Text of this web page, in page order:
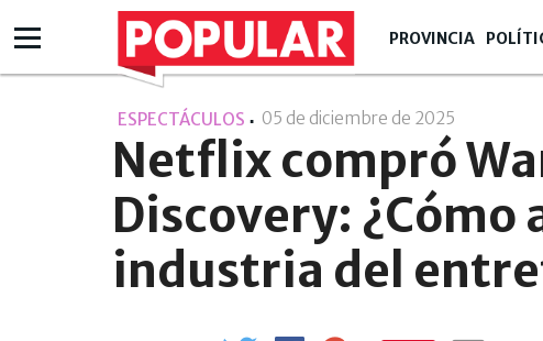
PROVINCIA
ESPECTÁCULOS 05 de diciembre de 2025
Netflix compró
Discovery: ¿Cómo
industria del